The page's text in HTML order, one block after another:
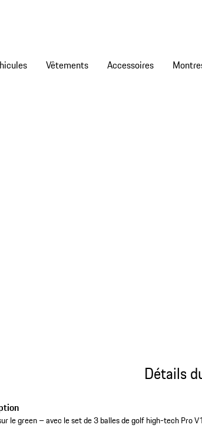
Vêtements Accessoires
Détails
le green – avec le set de 3 balles de golf high-tech Pro